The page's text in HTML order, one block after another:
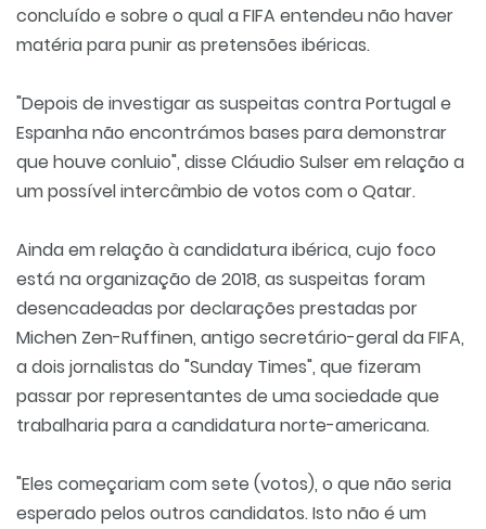
concluído e sobre o qual a FIFA entendeu não haver
matéria para punir as pretensões ibéricas.
"Depois de investigar as suspeitas contra Portugal e
Espanha não encontrámos bases para demonstrar
que houve conluio", disse Cláudio Sulser em relação a
um possível intercâmbio de votos com o Qatar.
Ainda em relação à candidatura ibérica, cujo foco
está na organização de 2018, as suspeitas foram
desencadeadas por declarações prestadas por
Michen Zen-Ruffinen, antigo secretário-geral da FIFA,
a dois jornalistas do "Sunday Times", que fizeram
passar por representantes de uma sociedade que
trabalharia para a candidatura norte-americana.
"Eles começariam com sete (votos), o que não seria
esperado pelos outros candidatos. Isto não é um